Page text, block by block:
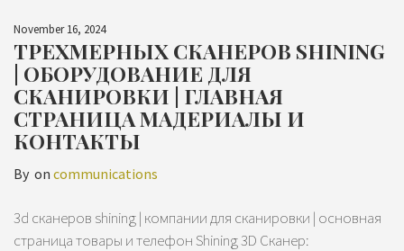
November 16, 2024
ТРЕХМЕРНЫХ СКАНЕРОВ SHINING
| ОБОРУДОВАНИЕ ДЛЯ
СКАНИРОВКИ | ГЛАВНАЯ
СТРАНИЦА МАДЕРИАЛЫ И
КОНТАКТЫ
By on communications
3d сканеров shining | компании для сканировки | основная
страница товары и телефон Shining 3D Сканер: